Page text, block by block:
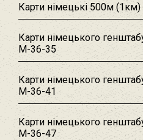
Карти німецькі 500м
Карти німецького
M-36-35
Карти німецького
M-36-41
Карти німецького
M-36-47